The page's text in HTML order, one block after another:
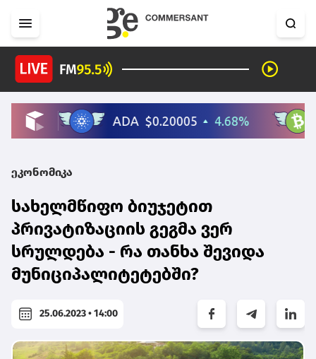
ეკონომიკა
სახელმწიფო ბიუჯეტით
პრივატიზაციის გეგმა ვერ
სრულდება - რა თანხა შევიდა
მუნიციპალიტეტებში?
25.06.2023 • 14:00